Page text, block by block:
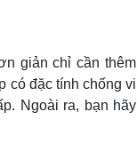
giản chỉ cần thêm
có đặc tính chống vi
Ngoài ra, bạn hãy